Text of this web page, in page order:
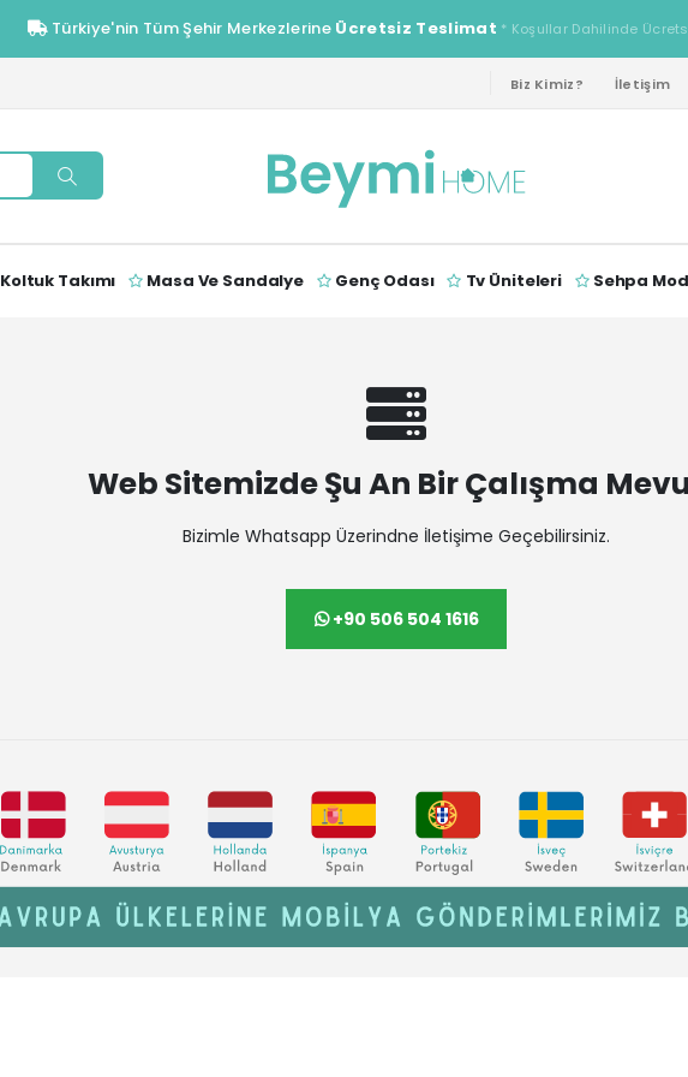
Türkiye'nin Tüm Şehir Merkezlerine Ücretsiz Teslimat * Koşullar Dahilinde
Biz Kimiz? İletişim
Koltuk Takımı Masa Ve Sandalye Genç Odası Tv Üniteleri Sehpa
Web Sitemizde Şu An Bir Çalışma
Bizimle Whatsapp Üzerindne İletişime Geçebilirsiniz.
+90 506 504 1616